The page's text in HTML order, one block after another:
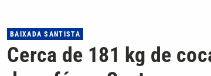
BAIXADA SANTISTA
Cerca de 181 kg de